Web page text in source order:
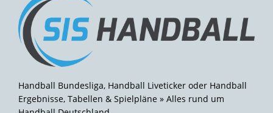
Handball Bundesliga, Handball Liveticker oder Handball
Ergebnisse, Tabellen & Spielpläne » Alles rund um